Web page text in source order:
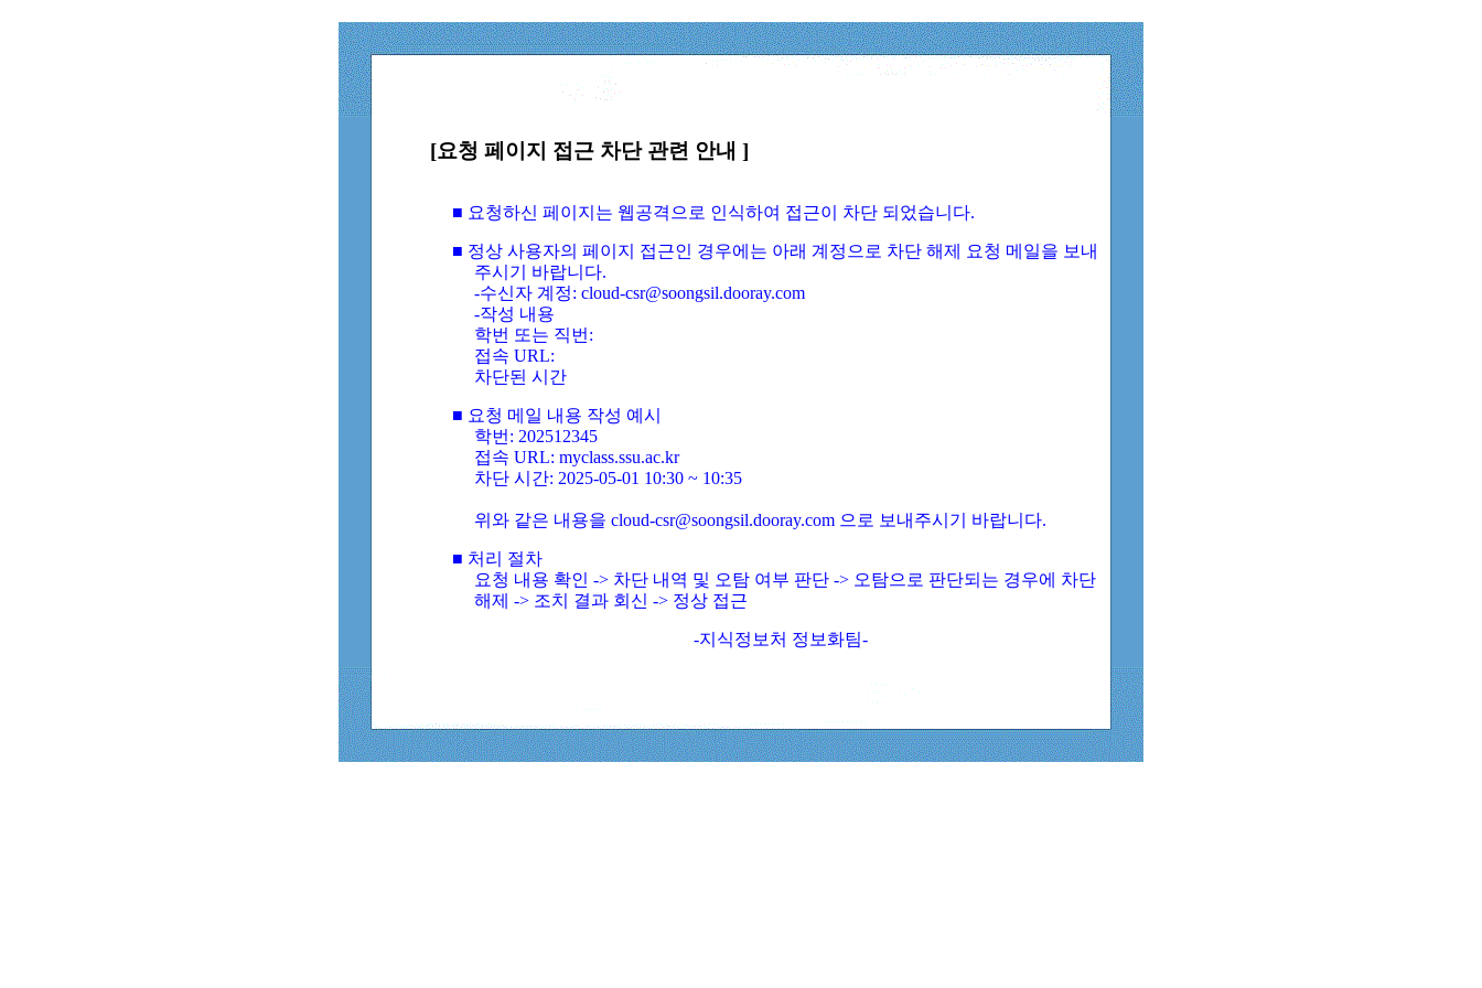
[요청 페이지 접근 차단 관련 안내 ]
■ 요청하신 페이지는 웹공격으로 인식하여 접근이 차단 되었습니다.
■ 정상 사용자의 페이지 접근인 경우에는 아래 계정으로 차단 해제 요청 메일을 보내
주시기 바랍니다.
-수신자 계정: cloud-csr@soongsil.dooray.com
-작성 내용
학번 또는 직번:
접속 URL:
차단된 시간
■ 요청 메일 내용 작성 예시
학번: 202512345
접속 URL: myclass.ssu.ac.kr
차단 시간: 2025-05-01 10:30 ~ 10:35
위와 같은 내용을 cloud-csr@soongsil.dooray.com 으로 보내주시기 바랍니다.
■ 처리 절차
요청 내용 확인 -> 차단 내역 및 오탐 여부 판단 -> 오탐으로 판단되는 경우에 차단
해제 -> 조치 결과 회신 -> 정상 접근
-지식정보처 정보화팀-